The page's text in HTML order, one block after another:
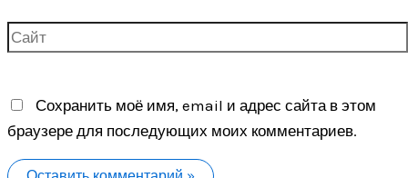
Сайт
Сохранить моё имя, email и адрес сайта в этом
браузере для последующих моих комментариев.